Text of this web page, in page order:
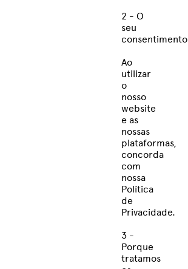
2 - O
seu
consentimento
Ao
utilizar
o
nosso
website
e as
nossas
plataformas,
concorda
com
nossa
Política
de
Privacidade.
3 -
Porque
tratamos